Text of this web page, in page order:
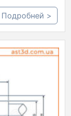
Подробней >